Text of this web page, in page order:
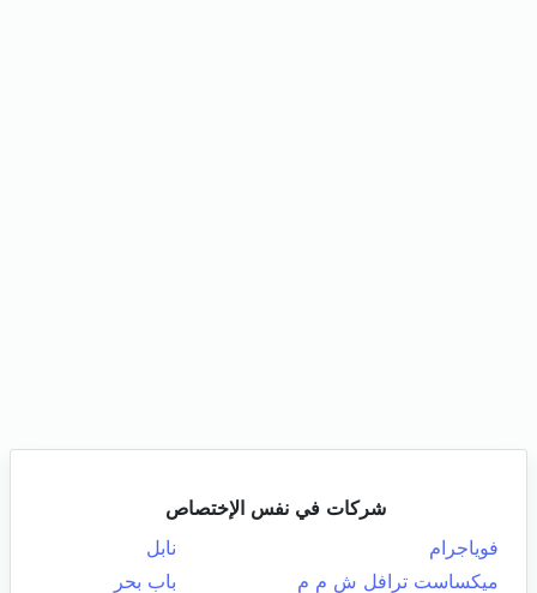
شركات في نفس الإختصاص
فوياجرام
نابل
ميكساست ترافل ش م م
باب بحر